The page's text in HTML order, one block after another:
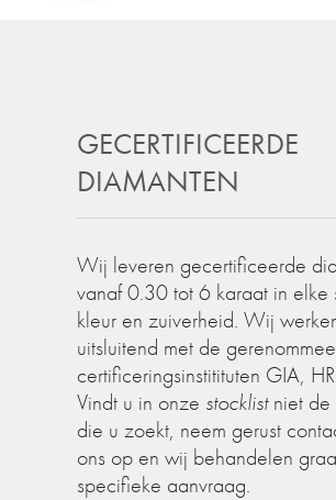
GECERTIFICEERDE
DIAMANTEN
Wij leveren gecertificeerde
vanaf 0.30 tot 6 karaat in elke
kleur en zuiverheid. Wij
uitsluitend met de
certificeringsinstitituten GIA,
Vindt u in onze stocklistniet de
die u zoekt, neem gerust
ons op en wij behandelen
specifieke aanvraag.